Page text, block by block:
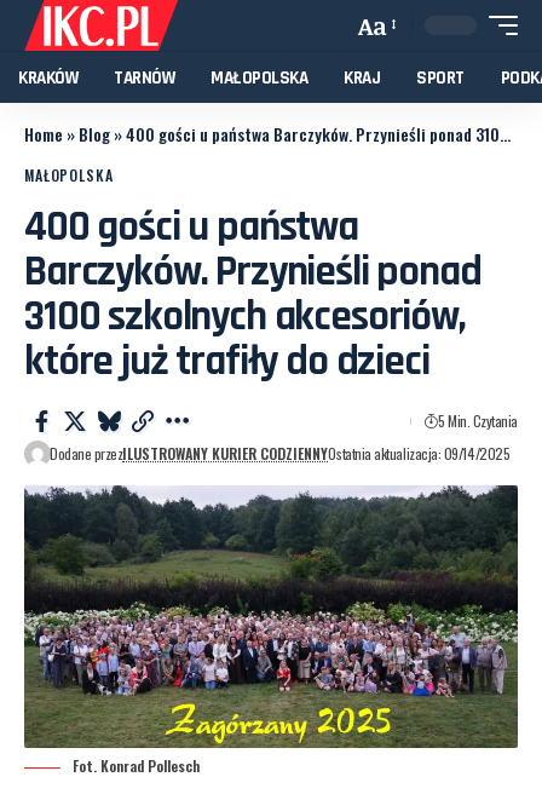
Aa
KRAKÓW TARNÓW MAŁOPOLSKA KRAJ SPORT
Home »Blog»400 gości u państwa Barczyków. Przynieśli ponad 3100 szkolnych akcesoriów, które już trafiły do dzieci
MAŁOPOLSKA
400 gości u państwa
Barczyków. Przynieśli ponad
3100 szkolnych akcesoriów,
które już trafiły do dzieci
Dodane przezILUSTROWANY KURIER CODZIENNYOstatnia aktualizacja: 09/14/2025
5 Min. Czytania
Fot. Konrad Pollesch